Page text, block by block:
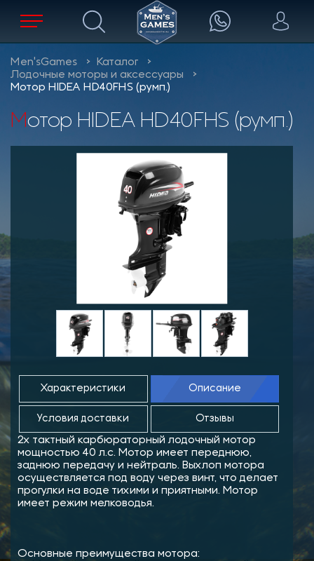
Men'sGames
Каталог
Лодочные моторы и аксессуары
Мотор HIDEA HD40FHS (румп.)
Мотор HIDEA HD40FHS (румп.)
Характеристики Описание
Условия доставки Отзывы
2х тактный карбюраторный лодочный мотор
мощностью 40 л.с. Мотор имеет переднюю,
заднюю передачу и нейтраль. Выхлоп мотора
осуществляется под воду через винт, что делает
прогулки на воде тихими и приятными. Мотор
имеет режим мелководья.
Основные преимущества мотора: